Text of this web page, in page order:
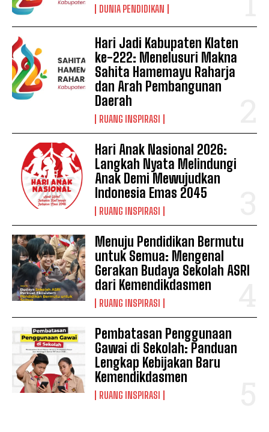
DUNIA PENDIDIKAN
Hari Jadi Kabupaten Klaten
ke-222: Menelusuri Makna
Sahita Hamemayu Raharja
dan Arah Pembangunan
Daerah
RUANG INSPIRASI
Hari Anak Nasional 2026:
Langkah Nyata Melindungi
Anak Demi Mewujudkan
Indonesia Emas 2045
RUANG INSPIRASI
Menuju Pendidikan Bermutu
untuk Semua: Mengenal
Gerakan Budaya Sekolah ASRI
dari Kemendikdasmen
RUANG INSPIRASI
Pembatasan Penggunaan
Gawai di Sekolah: Panduan
Lengkap Kebijakan Baru
Kemendikdasmen
RUANG INSPIRASI